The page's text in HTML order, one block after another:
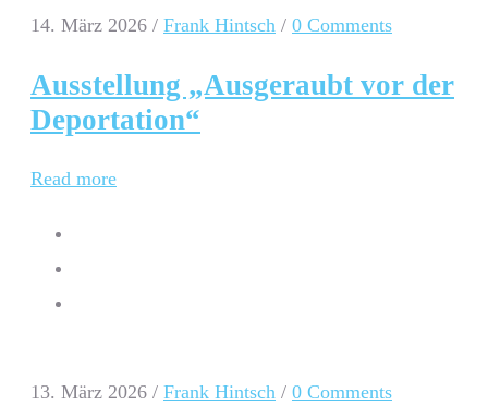
14. März 2026 / Frank Hintsch / 0 Comments
Ausstellung „Ausgeraubt vor der
Deportation“
Read more
13. März 2026 / Frank Hintsch / 0 Comments